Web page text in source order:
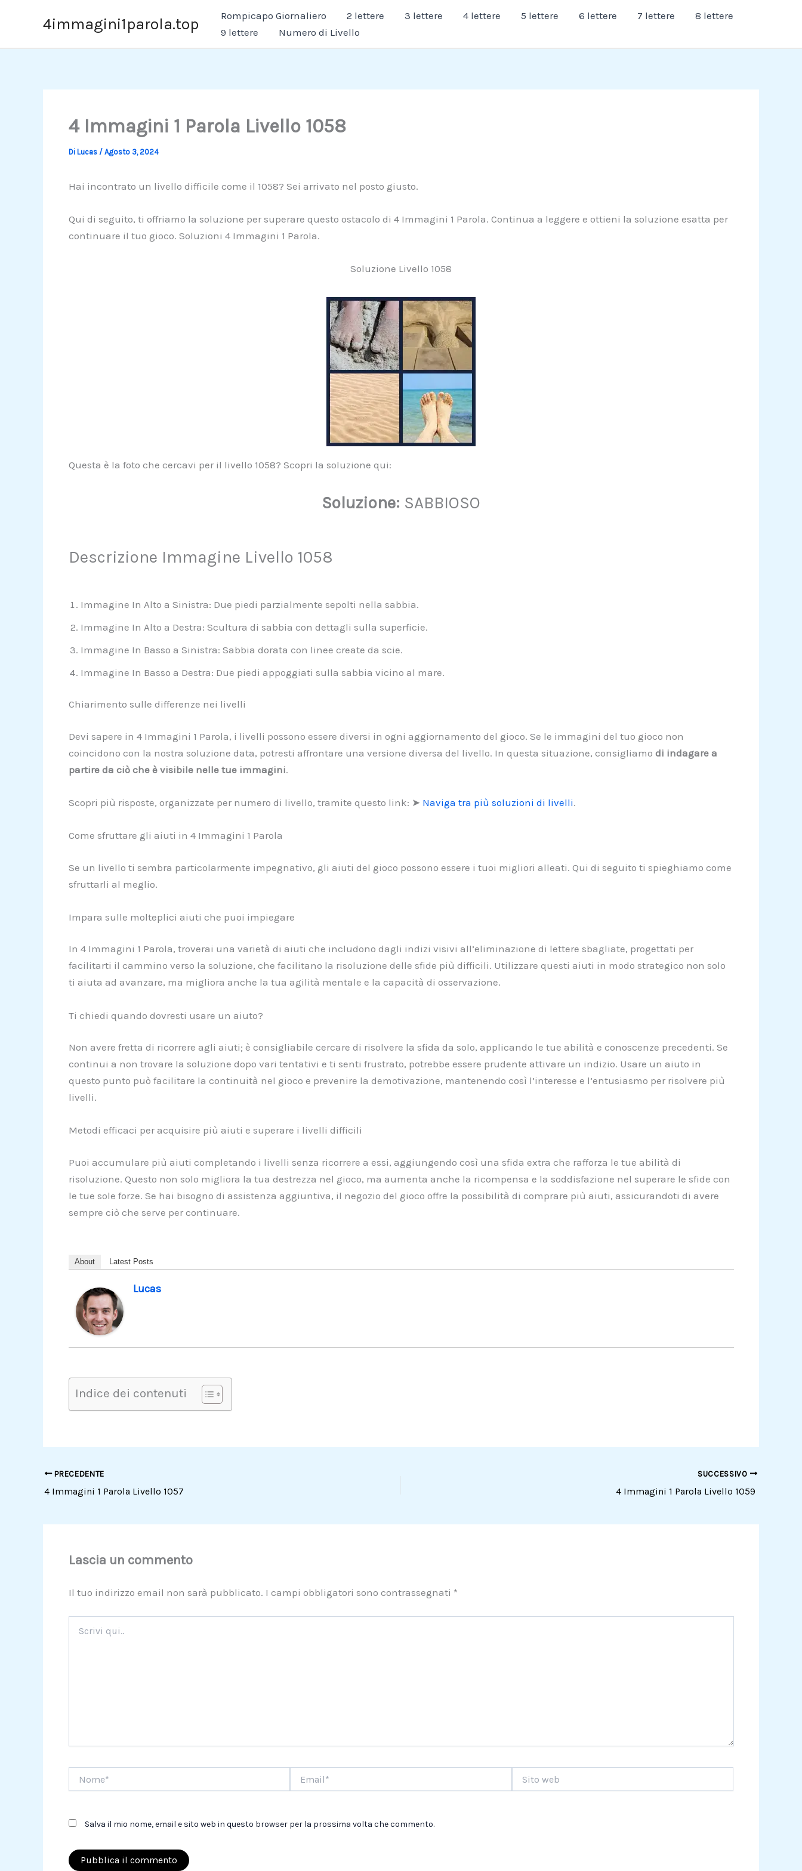
4immagini1parola.top Rompicapo Giornaliero 2 lettere 3 lettere 4 lettere 5 lettere 6 lettere 7 lettere
8 lettere
9 lettere
Numero di Livello
4 Immagini 1 Parola Livello 1058
Di Lucas / Agosto 3, 2024
Hai incontrato un livello difficile come il 1058? Sei arrivato nel posto giusto.
Qui di seguito, ti offriamo la soluzione per superare questo ostacolo di 4 Immagini 1 Parola. Continua a leggere e ottieni la soluzione esatta per
continuare il tuo gioco. Soluzioni 4 Immagini 1 Parola.
Soluzione Livello 1058
Questa è la foto che cercavi per il livello 1058? Scopri la soluzione qui:
Soluzione: SABBIOSO
Descrizione Immagine Livello 1058
Immagine In Alto a Sinistra: Due piedi parzialmente sepolti nella sabbia.
Immagine In Alto a Destra: Scultura di sabbia con dettagli sulla superficie.
Immagine In Basso a Sinistra: Sabbia dorata con linee create da scie.
Immagine In Basso a Destra: Due piedi appoggiati sulla sabbia vicino al mare.
Chiarimento sulle differenze nei livelli
Devi sapere in 4 Immagini 1 Parola, i livelli possono essere diversi in ogni aggiornamento del gioco. Se le immagini del tuo gioco non
coincidono con la nostra soluzione data, potresti affrontare una versione diversa del livello. In questa situazione, consigliamo di indagare a
partire da ciò che è visibile nelle tue immagini.
Scopri più risposte, organizzate per numero di livello, tramite questo link: ➤ Naviga tra più soluzioni di livelli.
Come sfruttare gli aiuti in 4 Immagini 1 Parola
Se un livello ti sembra particolarmente impegnativo, gli aiuti del gioco possono essere i tuoi migliori alleati. Qui di seguito ti spieghiamo come
sfruttarli al meglio.
Impara sulle molteplici aiuti che puoi impiegare
In 4 Immagini 1 Parola, troverai una varietà di aiuti che includono dagli indizi visivi all’eliminazione di lettere sbagliate, progettati per
facilitarti il cammino verso la soluzione, che facilitano la risoluzione delle sfide più difficili. Utilizzare questi aiuti in modo strategico non solo
ti aiuta ad avanzare, ma migliora anche la tua agilità mentale e la capacità di osservazione.
Ti chiedi quando dovresti usare un aiuto?
Non avere fretta di ricorrere agli aiuti; è consigliabile cercare di risolvere la sfida da solo, applicando le tue abilità e conoscenze precedenti. Se
continui a non trovare la soluzione dopo vari tentativi e ti senti frustrato, potrebbe essere prudente attivare un indizio. Usare un aiuto in
questo punto può facilitare la continuità nel gioco e prevenire la demotivazione, mantenendo così l’interesse e l’entusiasmo per risolvere più
livelli.
Metodi efficaci per acquisire più aiuti e superare i livelli difficili
Puoi accumulare più aiuti completando i livelli senza ricorrere a essi, aggiungendo così una sfida extra che rafforza le tue abilità di
risoluzione. Questo non solo migliora la tua destrezza nel gioco, ma aumenta anche la ricompensa e la soddisfazione nel superare le sfide con
le tue sole forze. Se hai bisogno di assistenza aggiuntiva, il negozio del gioco offre la possibilità di comprare più aiuti, assicurandoti di avere
sempre ciò che serve per continuare.
About Latest Posts
Lucas
Indice dei contenuti
PRECEDENTE
4 Immagini 1 Parola Livello 1057
SUCCESSIVO
4 Immagini 1 Parola Livello 1059
Lascia un commento
Il tuo indirizzo email non sarà pubblicato. I campi obbligatori sono contrassegnati *
qui..
web
Salva il mio nome, email e sito web in questo browser per la prossima volta che commento.